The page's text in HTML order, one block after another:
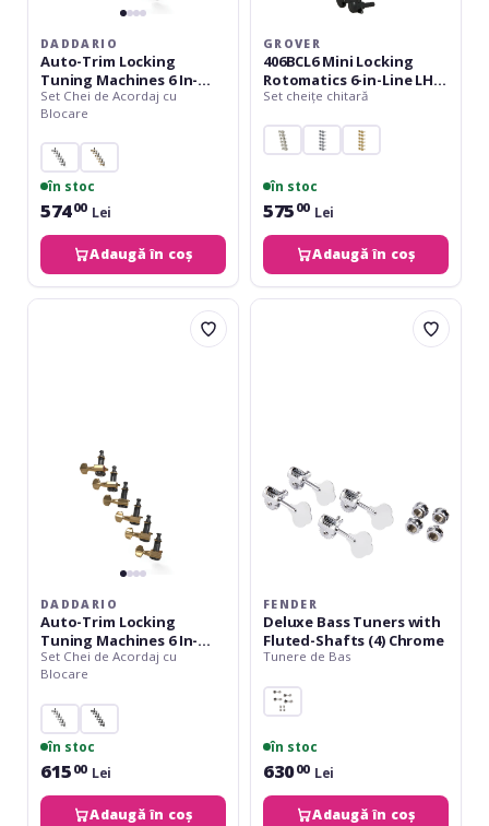
DADDARIO
Auto-Trim Locking
Tuning Machines 6 In-
line- Black
Set Chei de Acordaj cu
Blocare
în stoc
57400 Lei
Adaugă în coș
GROVER
406BCL6 Mini Locking
Rotomatics 6-in-Line LH
Right Side Black Chrome
Set cheițe chitară
în stoc
575 00 Lei
Adaugă în coș
Daddario
DADDARIO
Auto-Trim Locking
Tuning Machines 6 In-
line- Gold
Set Chei de Acordaj cu
Blocare
în stoc
615 00 Lei
Adaugă în coș
Fender
Chrome
FENDER
Deluxe Bass Tuners with
Fluted-Shafts (4) Chrome
Tunere de Bas
în stoc
63000 Lei
Adaugă în coș